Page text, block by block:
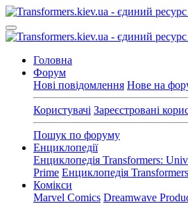
Головна
Форум
Нові повідомлення Нове на
Користувачі Зареєстровані
Пошук по форуму
Енциклопедії
Енциклопедія Transformers:
Prime Енциклопедія
Комікси
Marvel Comics Dreamwave